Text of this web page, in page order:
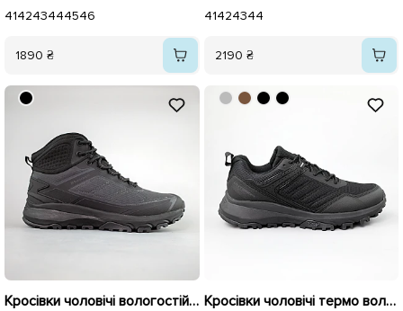
414243444546
1890 ₴
41424344
2190 ₴
Кросівки чоловічі вологостійкі на хутрі 593279 Сірі Кросівки чоловічі термо вологостійкі 590310 Чорні